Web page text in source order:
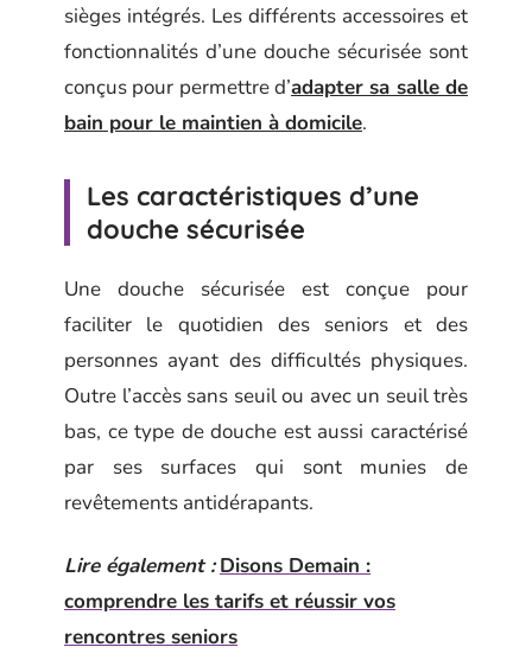
sièges intégrés. Les différents accessoires et
fonctionnalités d’une douche sécurisée sont
conçus pour permettre d’adapter sa salle de
bain pour le maintien à domicile.
Les caractéristiques d’une
douche sécurisée
Une douche sécurisée est conçue pour
faciliter le quotidien des seniors et des
personnes ayant des difficultés physiques.
Outre l’accès sans seuil ou avec un seuil très
bas, ce type de douche est aussi caractérisé
par ses surfaces qui sont munies de
revêtements antidérapants.
Lire également : Disons Demain :
comprendre les tarifs et réussir vos
rencontres seniors